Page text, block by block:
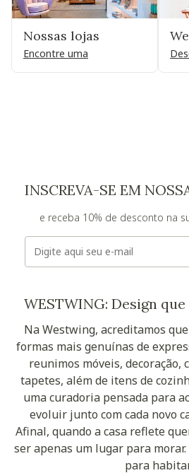
Nossas lojas
Encontre uma
INSCREVA-SE EM
e receba 10% de desconto na
WESTWING: Design
Na Westwing, acreditamos
formas mais genuínas de
reunimos móveis, decoração,
tapetes, além de itens de
uma curadoria pensada para
evoluir junto com cada novo
Afinal, quando a casa reflete
ser apenas um lugar para
para